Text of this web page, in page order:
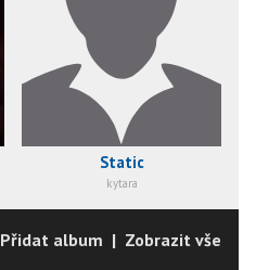
Static
kytara
Přidat album | Zobrazit vše